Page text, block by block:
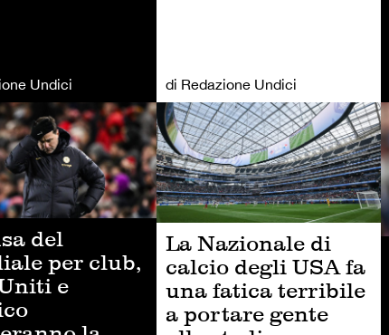
Undici di Redazione Undici
CALCIO
del
per club,
e
La Nazionale di
calcio degli USA fa
una fatica terribile
a portare gente